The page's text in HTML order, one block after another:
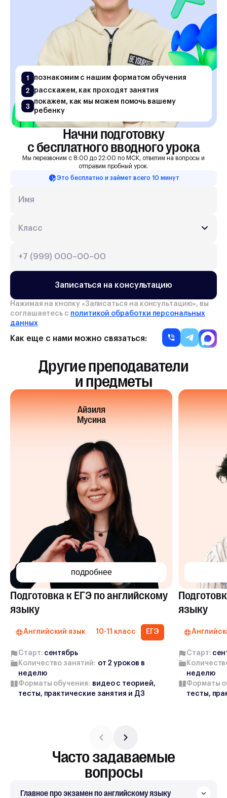
1 познакомим с нашим форматом обучения
2 расскажем, как проходят занятия
3
покажем, как мы можем помочь вашему
ребенку
Начни подготовку
с бесплатного вводного урока
Мы перезвоним с 8:00 до 22:00 по МСК, ответим на вопросы и
отправим пробный урок.
Это бесплатно и займет всего 10 минут
Записаться на консультацию
Нажимая на кнопку «Записаться на консультацию», вы
соглашаетесь с политикой обработки персональных
данных
Как еще с нами можно связаться:
Другие преподаватели
и предметы
Айзиля
Мусина
подробнее
Подготовка к ЕГЭ по английскому
языку
Английский язык 10-11 класс ЕГЭ
Старт: cентябрь
Количество занятий: от 2 уроков в
неделю
Форматы обучения: видео с теорией,
тесты, практические занятия и ДЗ
языку
Старт:
неделю
Форматы
тесты,
Часто задаваемые
вопросы
Главное про экзамен по английскому языку